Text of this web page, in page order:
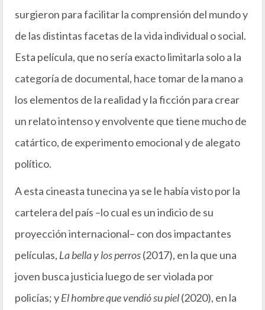
surgieron para facilitar la comprensión del mundo y
de las distintas facetas de la vida individual o social.
Esta película, que no sería exacto limitarla solo a la
categoría de documental, hace tomar de la mano a
los elementos de la realidad y la ficción para crear
un relato intenso y envolvente que tiene mucho de
catártico, de experimento emocional y de alegato
político.
A esta cineasta tunecina ya se le había visto por la
cartelera del país –lo cual es un indicio de su
proyección internacional– con dos impactantes
películas, La bella y los perros(2017), en la que una
joven busca justicia luego de ser violada por
policías; yEl hombre que vendió su piel(2020), en la